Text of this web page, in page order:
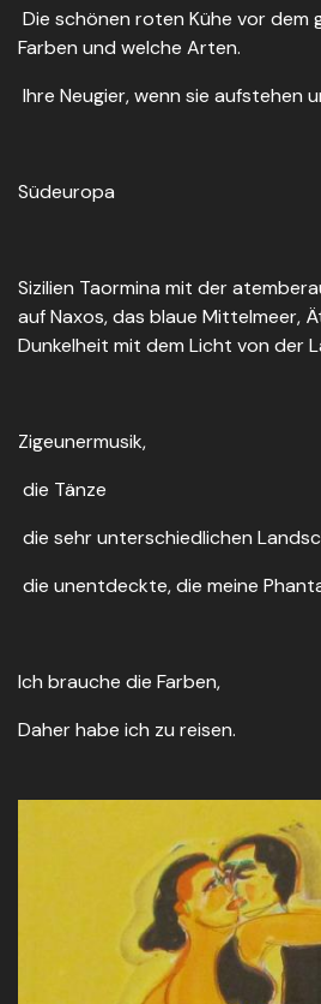
Die schönen roten Kühe vor dem
Farben und welche Arten.
Ihre Neugier, wenn sie aufstehen
Südeuropa
Sizilien Taormina mit der
auf Naxos, das blaue Mittelmeer,
Dunkelheit mit dem Licht von der
Zigeunermusik,
die Tänze
die sehr unterschiedlichen
die unentdeckte, die meine
Ich brauche die Farben,
Daher habe ich zu reisen.